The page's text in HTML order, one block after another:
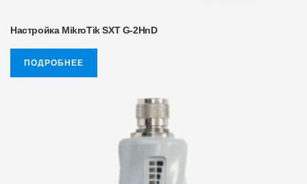
Настройка MikroTik SXT G-2HnD
ПОДРОБНЕЕ